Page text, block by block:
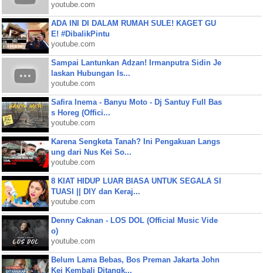
youtube.com
ADA INI DI DALAM RUMAH SULE! KAGET GU
E! #DibalikPintu
youtube.com
Sampai Lantunkan Adzan! Irmanputra Sidin Je
laskan Hubungan Is...
youtube.com
Safira Inema - Banyu Moto - Dj Santuy Full Bas
s Horeg (Offici...
youtube.com
Karena Sengketa Tanah? Ini Pengakuan Langs
ung dari Nus Kei So...
youtube.com
8 KIAT HIDUP LUAR BIASA UNTUK SEGALA SI
TUASI || DIY dan Keraj...
youtube.com
Denny Caknan - LOS DOL (Official Music Vide
o)
youtube.com
Belum Lama Bebas, Bos Preman Jakarta John
Kei Kembali Ditangk...